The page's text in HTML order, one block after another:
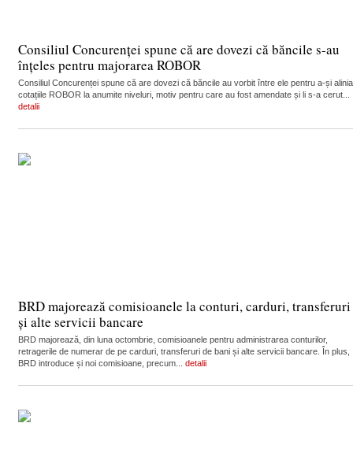
Consiliul Concurenței spune că are dovezi că băncile s-au
înțeles pentru majorarea ROBOR
Consiliul Concurenței spune că are dovezi că băncile au vorbit între ele pentru a-și alinia
cotațiile ROBOR la anumite niveluri, motiv pentru care au fost amendate și li s-a cerut...
detalii
BRD majorează comisioanele la conturi, carduri, transferuri
și alte servicii bancare
BRD majorează, din luna octombrie, comisioanele pentru administrarea conturilor,
retragerile de numerar de pe carduri, transferuri de bani și alte servicii bancare. În plus,
BRD introduce și noi comisioane, precum... detalii